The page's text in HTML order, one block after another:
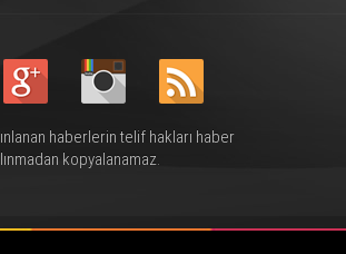
haberlerin telif hakları haber
kopyalanamaz.